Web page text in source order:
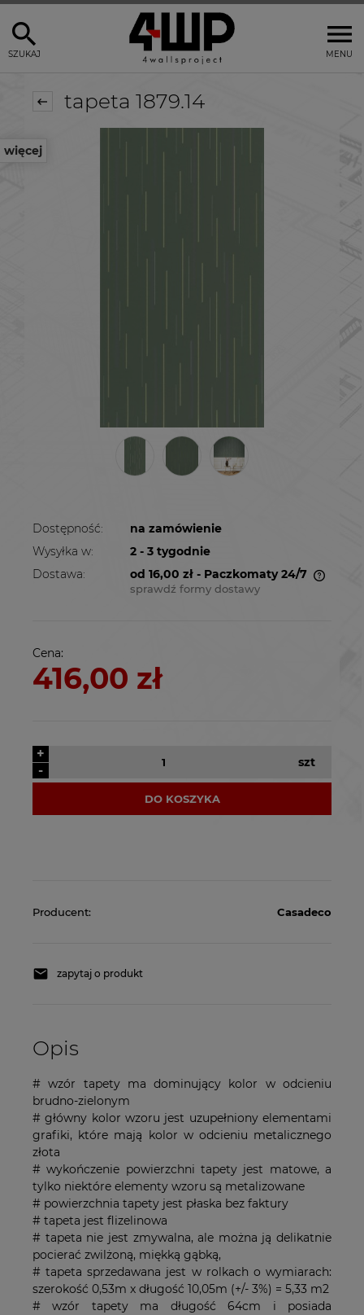
MENU
SZUKAJ
więcej
tapeta 1879.14
Dostępność:
na zamówienie
Wysyłka w:
2 - 3 tygodnie
Dostawa:
od 16,00 zł - Paczkomaty 24/7
Cena nie zawiera ewentualnych kosztów
sprawdź formy dostawy
Cena:
416,00 zł
-
+
szt
DO KOSZYKA
Producent: Casadeco
zapytaj o produkt
Opis
# wzór tapety ma dominujący kolor w odcieniu
brudno-zielonym
# główny kolor wzoru jest uzupełniony elementami
grafiki, które mają kolor w odcieniu metalicznego
złota
# wykończenie powierzchni tapety jest matowe, a
tylko niektóre elementy wzoru są metalizowane
# powierzchnia tapety jest płaska bez faktury
# tapeta jest flizelinowa
# tapeta nie jest zmywalna, ale można ją delikatnie
pocierać zwilżoną, miękką gąbką,
# tapeta sprzedawana jest w rolkach o wymiarach:
szerokość 0,53m x długość 10,05m (+/- 3%) = 5,33 m2
# wzór tapety ma długość 64cm i posiada